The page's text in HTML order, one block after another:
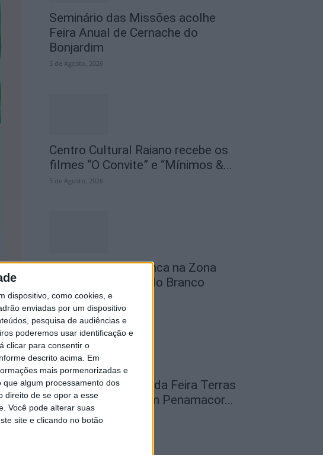
dispositivo, como cookies, e
enviadas por um dispositivo
pesquisa de audiências e
poderemos usar identificação e
clicar para consentir o
descrito acima. Em
mais pormenorizadas e
que algum processamento dos
direito de se opor a esse
Você pode alterar suas
site e clicando no botão
Seminário das Missões acolhe
Feira Anual de Cernache do
Bonjardim
5 de Agosto, 2026
Centro Cultural Raiano recebe os
filmes “O Convite” e “Mínimos &...
5 de Agosto, 2026
Obra na Rua D arranca na Zona
Industrial de Castelo Branco
5 de Agosto, 2026
Cabeças de cartaz da Feira Terras
do Lince do levaram Penamacor...
5 de Agosto, 2026